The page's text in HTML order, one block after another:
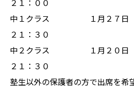
２１：００
中１クラス １月２７日（
２１：３０
中２クラス １月２０日（
２１：３０
塾生以外の保護者の方で出席を希